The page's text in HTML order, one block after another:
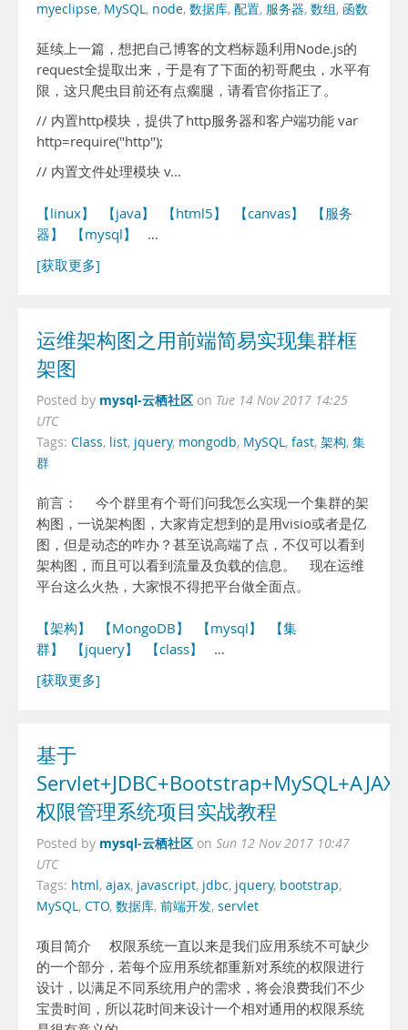
myeclipse, MySQL, node, 数据库, 配置, 服务器, 数组, 函数
延续上一篇，想把自己博客的文档标题利用Node.js的
request全提取出来，于是有了下面的初哥爬虫，水平有
限，这只爬虫目前还有点瘸腿，请看官你指正了。
// 内置http模块，提供了http服务器和客户端功能 var
http=require("http");
// 内置文件处理模块 v...
【linux】 【java】 【html5】 【canvas】
【服务
器】
【mysql】
…
[获取更多]
运维架构图之用前端简易实现集群框
架图
Posted by mysql-云栖社区 on Tue 14 Nov 2017 14:25
UTC
Tags: Class, list, jquery, mongodb, MySQL, fast, 架构, 集
群
前言： 今个群里有个哥们问我怎么实现一个集群的架
构图，一说架构图，大家肯定想到的是用visio或者是亿
图，但是动态的咋办？甚至说高端了点，不仅可以看到
架构图，而且可以看到流量及负载的信息。 现在运维
平台这么火热，大家恨不得把平台做全面点。
【架构】 【MongoDB】 【mysql】
【集
群】
【jquery】 【class】
…
[获取更多]
基于
Servlet+JDBC+Bootstrap+MySQL+AJAX
权限管理系统项目实战教程
Posted by mysql-云栖社区 on Sun 12 Nov 2017 10:47
UTC
Tags: html, ajax, javascript, jdbc, jquery, bootstrap,
MySQL, CTO, 数据库, 前端开发, servlet
项目简介 权限系统一直以来是我们应用系统不可缺少
的一个部分，若每个应用系统都重新对系统的权限进行
设计，以满足不同系统用户的需求，将会浪费我们不少
宝贵时间，所以花时间来设计一个相对通用的权限系统